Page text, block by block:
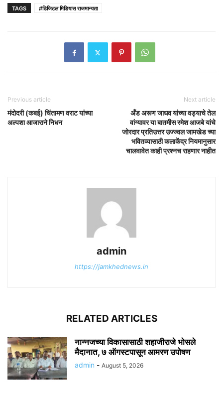
TAGS #डिजिटल मिडियास राजमान्यता
Previous article
मंदोदरी (कबई) चिंतामण वराट यांच्या
अल्पशा आजाराने निधन
Next article
अँड अरूण जाधव यांच्या वड्याचे तेल
वांग्यावर या बातमीस रमेश आजबे यांचे
जोरदार प्रतिउत्तर उज्ज्वल जामखेड च्या
भवितव्यासाठी कलाकेंद्र नियमानुसार
चालवावेत काही प्रश्नच राहणार नाहीत
admin
https://jamkhednews.in
RELATED ARTICLES
नान्नजच्या विकासासाठी शहाजीराजे भोसले
मैदानात, ७ ऑगस्टपासून आमरण उपोषण
admin - August 5, 2026